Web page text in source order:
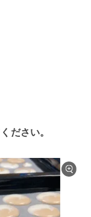
ださい。